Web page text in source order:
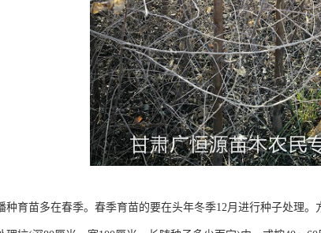
种育苗多在春季。春季育苗的要在头年冬季12月进行种子处理